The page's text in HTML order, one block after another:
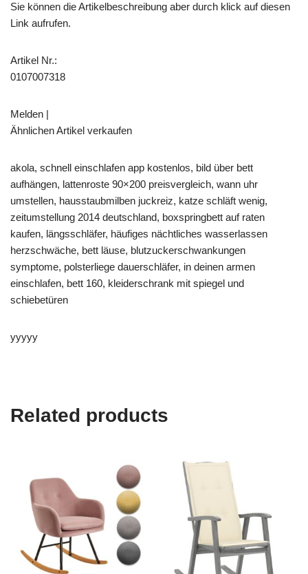
Sie können die Artikelbeschreibung aber durch klick auf diesen
Link aufrufen.
Artikel Nr.:
0107007318
Melden |
Ähnlichen Artikel verkaufen
akola, schnell einschlafen app kostenlos, bild über bett
aufhängen, lattenroste 90×200 preisvergleich, wann uhr
umstellen, hausstaubmilben juckreiz, katze schläft wenig,
zeitumstellung 2014 deutschland, boxspringbett auf raten
kaufen, längsschläfer, häufiges nächtliches wasserlassen
herzschwäche, bett läuse, blutzuckerschwankungen
symptome, polsterliege dauerschläfer, in deinen armen
einschlafen, bett 160, kleiderschrank mit spiegel und
schiebetüren
yyyyy
Related products